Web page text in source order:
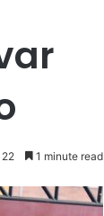
22 1 minute read